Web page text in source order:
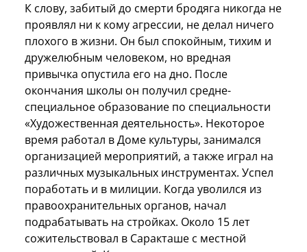
К слову, забитый до смерти бродяга никогда не
проявлял ни к кому агрессии, не делал ничего
плохого в жизни. Он был спокойным, тихим и
дружелюбным человеком, но вредная
привычка опустила его на дно. После
окончания школы он получил средне-
специальное образование по специальности
«Художественная деятельность». Некоторое
время работал в Доме культуры, занимался
организацией мероприятий, а также играл на
различных музыкальных инструментах. Успел
поработать и в милиции. Когда уволился из
правоохранительных органов, начал
подрабатывать на стройках. Около 15 лет
сожительствовал в Саракташе с местной